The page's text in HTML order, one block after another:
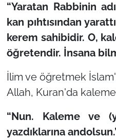
“Yaratan Rabbinin
kan pıhtısından
kerem sahibidir. O,
öğretendir. İnsana
İlim ve öğretmek
Allah, Kuran'da
“Nun. Kaleme ve
yazdıklarına